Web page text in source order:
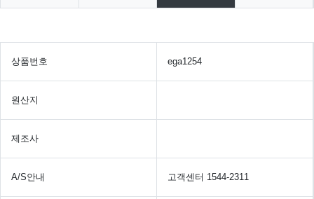
상품번호 ega1254
원산지
제조사
A/S안내 고객센터 1544-2311